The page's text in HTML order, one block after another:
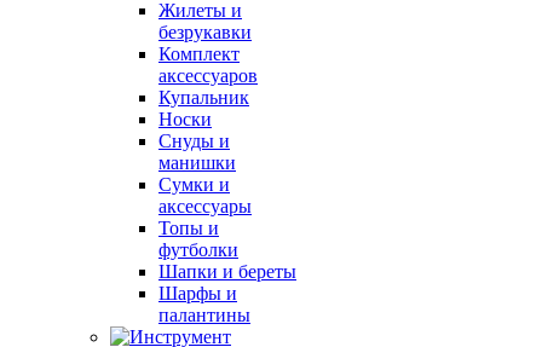
Жилеты и
безрукавки
Комплект
аксессуаров
Купальник
Носки
Снуды и
манишки
Сумки и
аксессуары
Топы и
футболки
Шапки и береты
Шарфы и
палантины